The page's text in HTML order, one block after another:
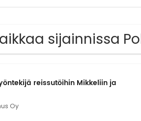
sijainnissa
reissutöihin Mikkeliin ja
Oy